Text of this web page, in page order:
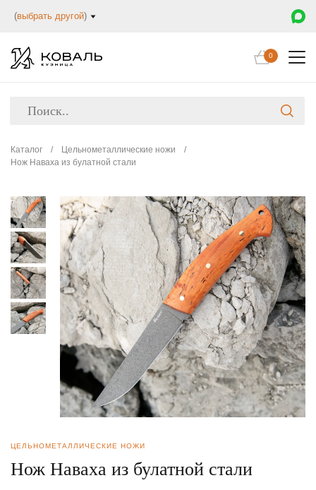
(выбрать другой)
0
Каталог / Цельнометаллические ножи
/
Нож Наваха из булатной стали
ЦЕЛЬНОМЕТАЛЛИЧЕСКИЕ НОЖИ
Нож Наваха из булатной стали